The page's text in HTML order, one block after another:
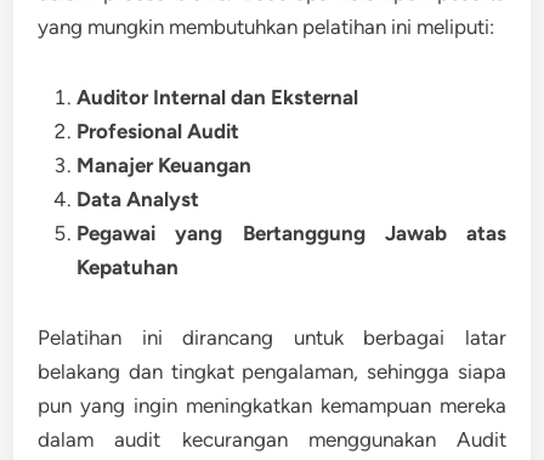
yang mungkin membutuhkan pelatihan ini meliputi:
Auditor Internal dan Eksternal
Profesional Audit
Manajer Keuangan
Data Analyst
Pegawai yang Bertanggung Jawab atas
Kepatuhan
Pelatihan ini dirancang untuk berbagai latar
belakang dan tingkat pengalaman, sehingga siapa
pun yang ingin meningkatkan kemampuan mereka
dalam audit kecurangan menggunakan Audit